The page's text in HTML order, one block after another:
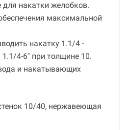
накатки желобков.
максимальной
накатку 1.1/4 -
4-6" при толщине 10.
и накатывающих
10/40, нержавеющая